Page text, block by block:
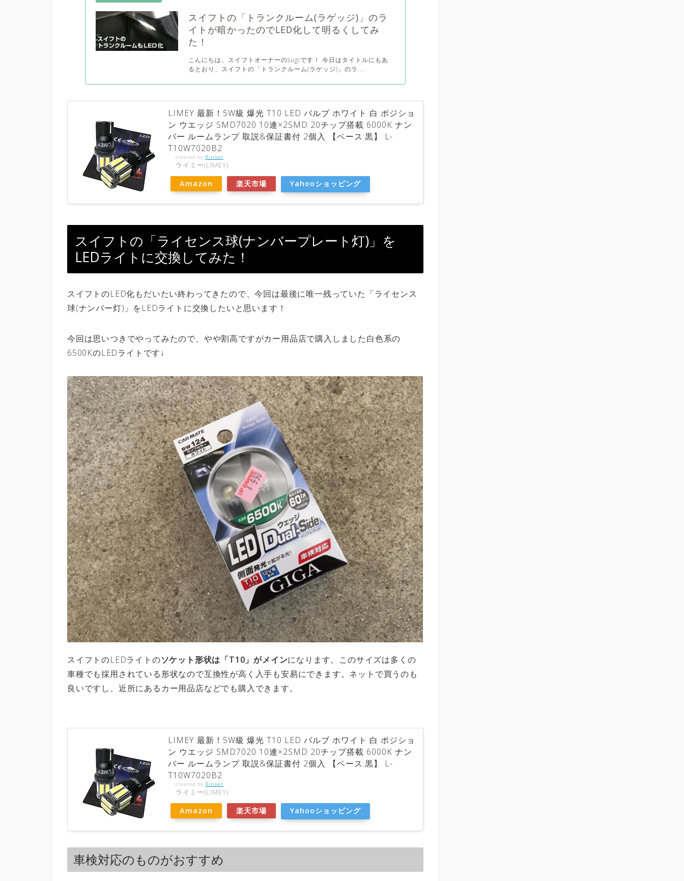
スイフトの「トランクルーム(ラゲッジ)」のラ
イトが暗かったのでLED化して明るくしてみ
た！
こんにちは、スイフトオーナーのsugiです！ 今日はタイトルにもあ
るとおり、スイフトの「トランクルーム(ラゲッジ)」のラ...
LIMEY 最新！5W級 爆光 T10 LED バルブ ホワイト 白 ポジショ
ン ウエッジ SMD7020 10連×2SMD 20チップ搭載 6000K ナン
バー ルームランプ 取説&保証書付 2個入 【ベース:黒】 L-
T10W7020B2
created by Rinker
ライミー(LIMEY)
Amazon 楽天市場 Yahooショッピング
スイフトの「ライセンス球(ナンバープレート灯)」を
LEDライトに交換してみた！
スイフトのLED化もだいたい終わってきたので、今回は最後に唯一残っていた「ライセンス
球(ナンバー灯)」をLEDライトに交換したいと思います！
今回は思いつきでやってみたので、やや割高ですがカー用品店で購入しました白色系の
6500KのLEDライトです↓
スイフトのLEDライトのソケット形状は「T10」がメインになります。このサイズは多くの
車種でも採用されている形状なので互換性が高く入手も安易にできます。ネットで買うのも
良いですし、近所にあるカー用品店などでも購入できます。
LIMEY 最新！5W級 爆光 T10 LED バルブ ホワイト 白 ポジショ
ン ウエッジ SMD7020 10連×2SMD 20チップ搭載 6000K ナン
バー ルームランプ 取説&保証書付 2個入 【ベース:黒】 L-
T10W7020B2
created by Rinker
ライミー(LIMEY)
Amazon 楽天市場 Yahooショッピング
車検対応のものがおすすめ